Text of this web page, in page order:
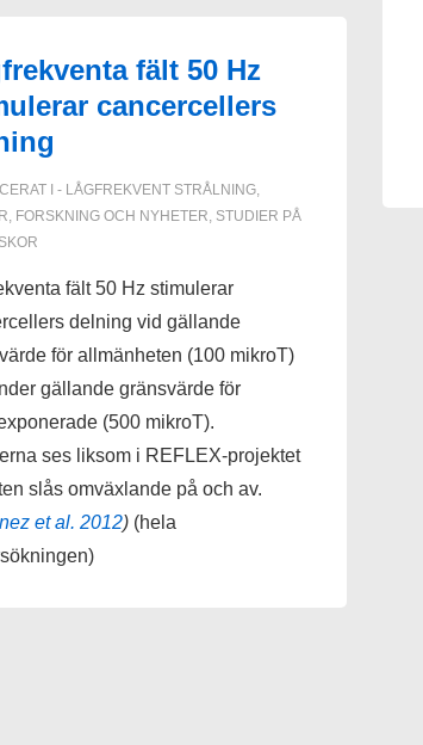
fält 50 Hz
cancercellers
I - LÅGFREKVENT STRÅLNING,
FORSKNING OCH NYHETER STUDIER PÅ
fält 50 Hz stimulerar
delning vid gällande
för allmänheten (100 mikroT)
gällande gränsvärde för
(500 mikroT).
ses liksom i REFLEX-projektet
slås omväxlande på och av.
et al. 2012)(hela